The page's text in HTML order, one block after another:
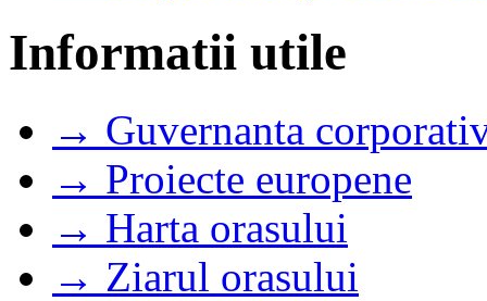
Informatii utile
→ Guvernanta
→ Proiecte europene
→ Harta orasului
→ Ziarul orasului